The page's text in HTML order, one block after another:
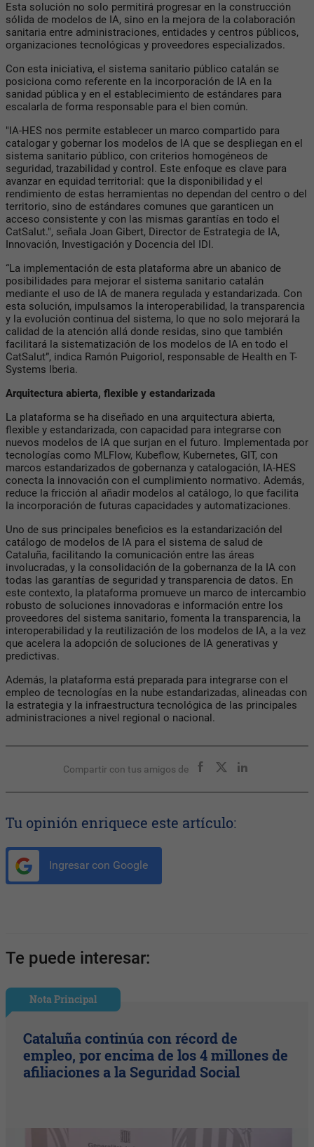
Esta solución no solo permitirá progresar en la construcción
sólida de modelos de IA, sino en la mejora de la colaboración
sanitaria entre administraciones, entidades y centros públicos,
organizaciones tecnológicas y proveedores especializados.
Con esta iniciativa, el sistema sanitario público catalán se
posiciona como referente en la incorporación de IA en la
sanidad pública y en el establecimiento de estándares para
escalarla de forma responsable para el bien común.
"IA-HES nos permite establecer un marco compartido para
catalogar y gobernar los modelos de IA que se despliegan en el
sistema sanitario público, con criterios homogéneos de
seguridad, trazabilidad y control. Este enfoque es clave para
avanzar en equidad territorial: que la disponibilidad y el
rendimiento de estas herramientas no dependan del centro o del
territorio, sino de estándares comunes que garanticen un
acceso consistente y con las mismas garantías en todo el
CatSalut.", señala Joan Gibert, Director de Estrategia de IA,
Innovación, Investigación y Docencia del IDI.
“La implementación de esta plataforma abre un abanico de
posibilidades para mejorar el sistema sanitario catalán
mediante el uso de IA de manera regulada y estandarizada. Con
esta solución, impulsamos la interoperabilidad, la transparencia
y la evolución continua del sistema, lo que no solo mejorará la
calidad de la atención allá donde residas, sino que también
facilitará la sistematización de los modelos de IA en todo el
CatSalut”, indica Ramón Puigoriol, responsable de Health en T-
Systems Iberia.
Arquitectura abierta, flexible y estandarizada
La plataforma se ha diseñado en una arquitectura abierta,
flexible y estandarizada, con capacidad para integrarse con
nuevos modelos de IA que surjan en el futuro. Implementada por
tecnologías como MLFlow, Kubeflow, Kubernetes, GIT, con
marcos estandarizados de gobernanza y catalogación, IA-HES
conecta la innovación con el cumplimiento normativo. Además,
reduce la fricción al añadir modelos al catálogo, lo que facilita
la incorporación de futuras capacidades y automatizaciones.
Uno de sus principales beneficios es la estandarización del
catálogo de modelos de IA para el sistema de salud de
Cataluña, facilitando la comunicación entre las áreas
involucradas, y la consolidación de la gobernanza de la IA con
todas las garantías de seguridad y transparencia de datos. En
este contexto, la plataforma promueve un marco de intercambio
robusto de soluciones innovadoras e información entre los
proveedores del sistema sanitario, fomenta la transparencia, la
interoperabilidad y la reutilización de los modelos de IA, a la vez
que acelera la adopción de soluciones de IA generativas y
predictivas.
Además, la plataforma está preparada para integrarse con el
empleo de tecnologías en la nube estandarizadas, alineadas con
la estrategia y la infraestructura tecnológica de las principales
administraciones a nivel regional o nacional.
Compartir con tus amigos de
Tu opinión enriquece este artículo:
Ingresar con Google
Te puede interesar:
Nota Principal
Cataluña continúa con récord de
empleo, por encima de los 4 millones de
afiliaciones a la Seguridad Social